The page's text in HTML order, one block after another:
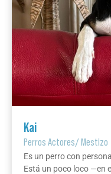
Kai
Perros Actores/Mestizo
Es un perro con
Está un poco loco —en